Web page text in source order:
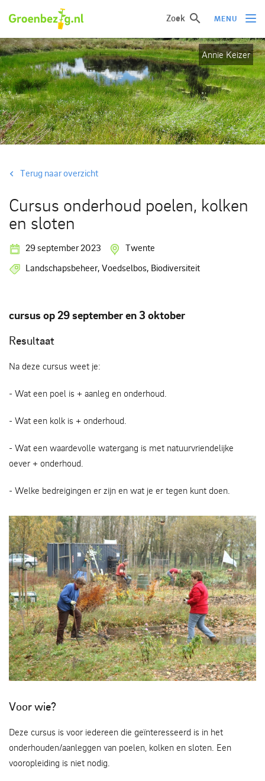
Zoek MENU
Ik wil iets doen
Ik wil iets leren
Groepen of initiatieven
Verhalen uit het veld
Over groenbezig
Meld jouw werkgroep of initiatief aan
Annie Keizer
Terug naar overzicht
Cursus onderhoud poelen, kolken
en sloten
29 september 2023
Twente
Landschapsbeheer, Voedselbos, Biodiversiteit
cursus op 29 september en 3 oktober
Resultaat
Na deze cursus weet je:
- Wat een poel is + aanleg en onderhoud.
- Wat een kolk is + onderhoud.
- Wat een waardevolle watergang is met natuurvriendelijke
oever + onderhoud.
- Welke bedreigingen er zijn en wat je er tegen kunt doen.
Marco Gerritsen
Voor wie?
Deze cursus is voor iedereen die geïnteresseerd is in het
onderhouden/aanleggen van poelen, kolken en sloten. Een
vooropleiding is niet nodig.